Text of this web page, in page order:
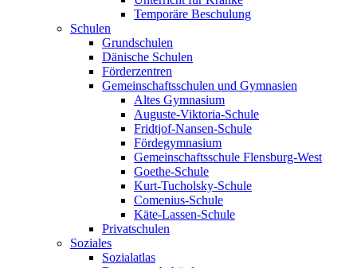
Temporäre Beschulung
Schulen
Grundschulen
Dänische Schulen
Förderzentren
Gemeinschaftsschulen und Gymnasien
Altes Gymnasium
Auguste-Viktoria-Schule
Fridtjof-Nansen-Schule
Fördegymnasium
Gemeinschaftsschule Flensburg-West
Goethe-Schule
Kurt-Tucholsky-Schule
Comenius-Schule
Käte-Lassen-Schule
Privatschulen
Soziales
Sozialatlas